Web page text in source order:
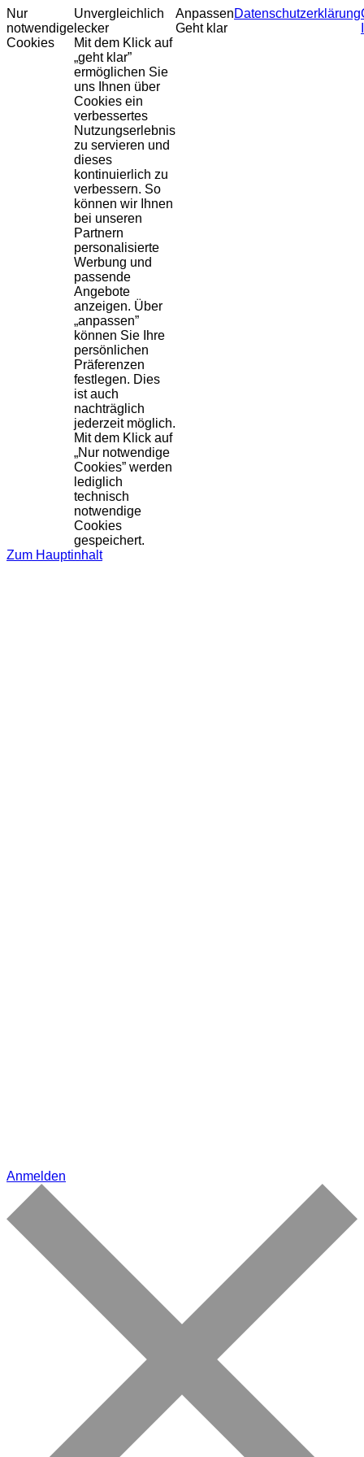
Nur
notwendige
Cookies
Unvergleichlich
lecker
Mit dem Klick auf
„geht klar”
ermöglichen Sie
uns Ihnen über
Cookies ein
verbessertes
Nutzungserlebnis
zu servieren und
dieses
kontinuierlich zu
verbessern. So
können wir Ihnen
bei unseren
Partnern
personalisierte
Werbung und
passende
Angebote
anzeigen. Über
„anpassen”
können Sie Ihre
persönlichen
Präferenzen
festlegen. Dies
ist auch
nachträglich
jederzeit möglich.
Mit dem Klick auf
„Nur notwendige
Cookies” werden
lediglich
technisch
notwendige
Cookies
gespeichert.
Anpassen
Geht klar
Datenschutzerklärung
Zum Hauptinhalt
Anmelden